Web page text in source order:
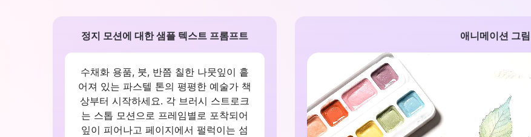
정지 모션에 대한 샘플 텍스트 프롬프트
수채화 용품, 붓, 반쯤 칠한 나뭇잎이 흩
어져 있는 파스텔 톤의 평평한 예술가 책
상부터 시작하세요. 각 브러시 스트로크
는 스톱 모션으로 프레임별로 포착되어
잎이 피어나고 페이지에서 펄럭이는 섬
애니메이션 그